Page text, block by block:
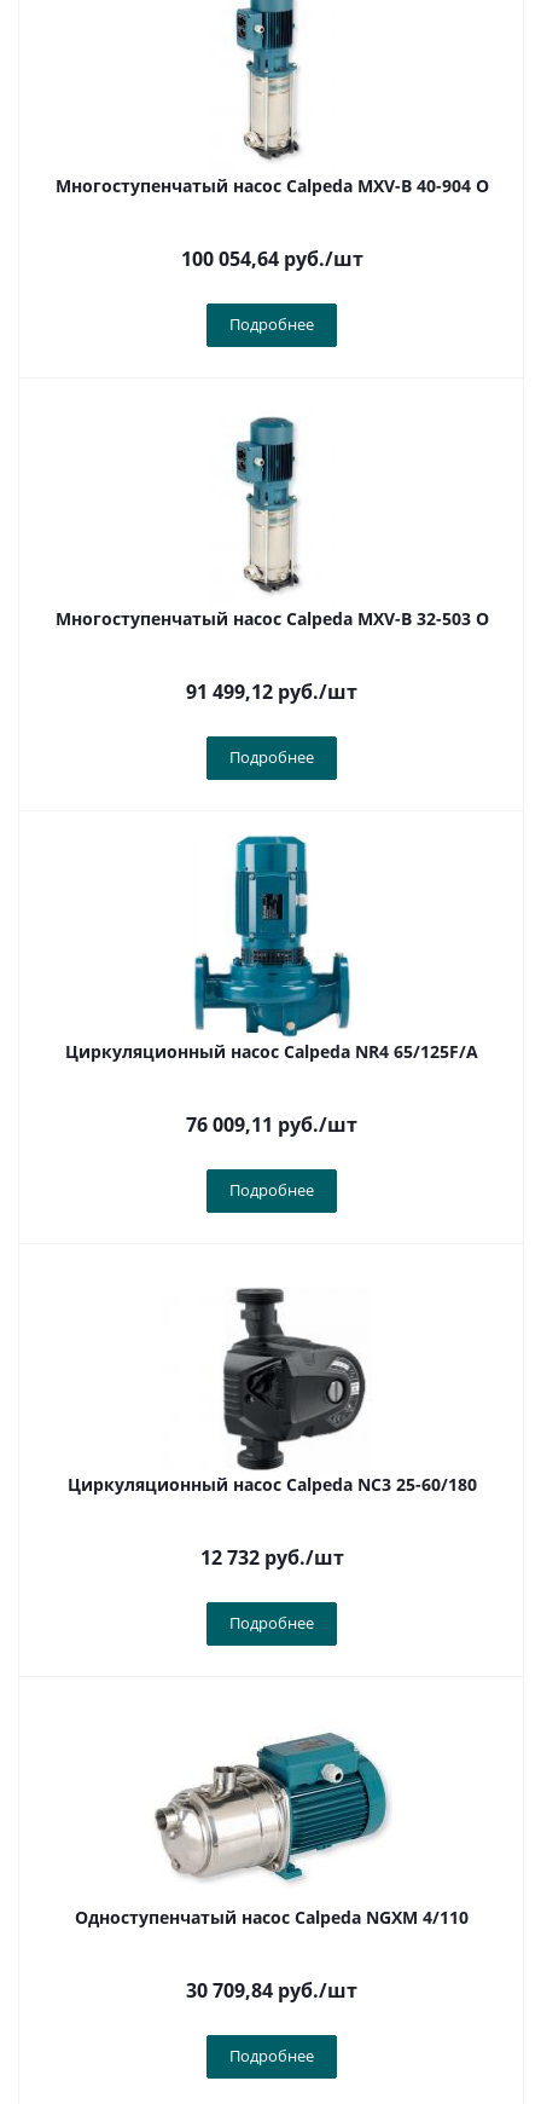
Многоступенчатый насос Calpeda MXV-B 40-904 O
100 054,64руб./шт
Подробнее
Многоступенчатый насос Calpeda MXV-B 32-503 O
91 499,12 руб./шт
Подробнее
Циркуляционный насос Calpeda NR4 65/125F/A
76 009,11 руб./шт
Подробнее
Циркуляционный насос Calpeda NC3 25-60/180
12 732руб./шт
Подробнее
Одноступенчатый насос Calpeda NGXM 4/110
30 709,84 руб./шт
Подробнее